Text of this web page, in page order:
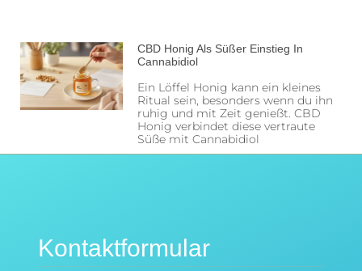
CBD Honig Als Süßer Einstieg In
Cannabidiol
Ein Löffel Honig kann ein kleines
Ritual sein, besonders wenn du ihn
ruhig und mit Zeit genießt. CBD
Honig verbindet diese vertraute
Süße mit Cannabidiol
Kontaktformular